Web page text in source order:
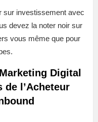
sur investissement avec
devez la noter noir sur
vous même que pour
Digital
de l’Acheteur